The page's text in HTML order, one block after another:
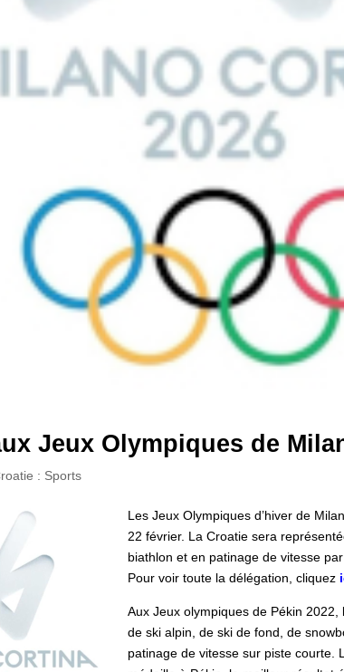
Jeux Olympiques de
: Sports
Les Jeux Olympiques d’hiver de
22 février. La Croatie sera
biathlon et en patinage de vitesse
Pour voir toute la délégation, cliquez
Aux Jeux olympiques de Pékin
de ski alpin, de ski de fond, de
patinage de vitesse sur piste courte.